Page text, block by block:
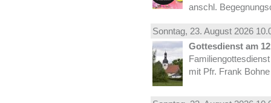
anschl.
Sonntag, 23. August 2026
Gottesdienst am
mit Pfr. Frank